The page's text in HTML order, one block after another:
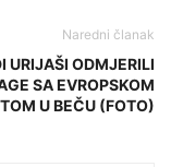
Naredni članak
URIJAŠI ODMJERILI
SA EVROPSKOM
U BEČU (FOTO)